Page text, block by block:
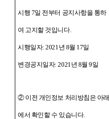
시행 7일 전부터 공지사항을 통하
여 고지할 것입니다.
시행일자: 2021년 8월 17일
변경공지일자: 2021년 8월 9일
② 이전 개인정보 처리방침은 아래
에서 확인할 수 있습니다.